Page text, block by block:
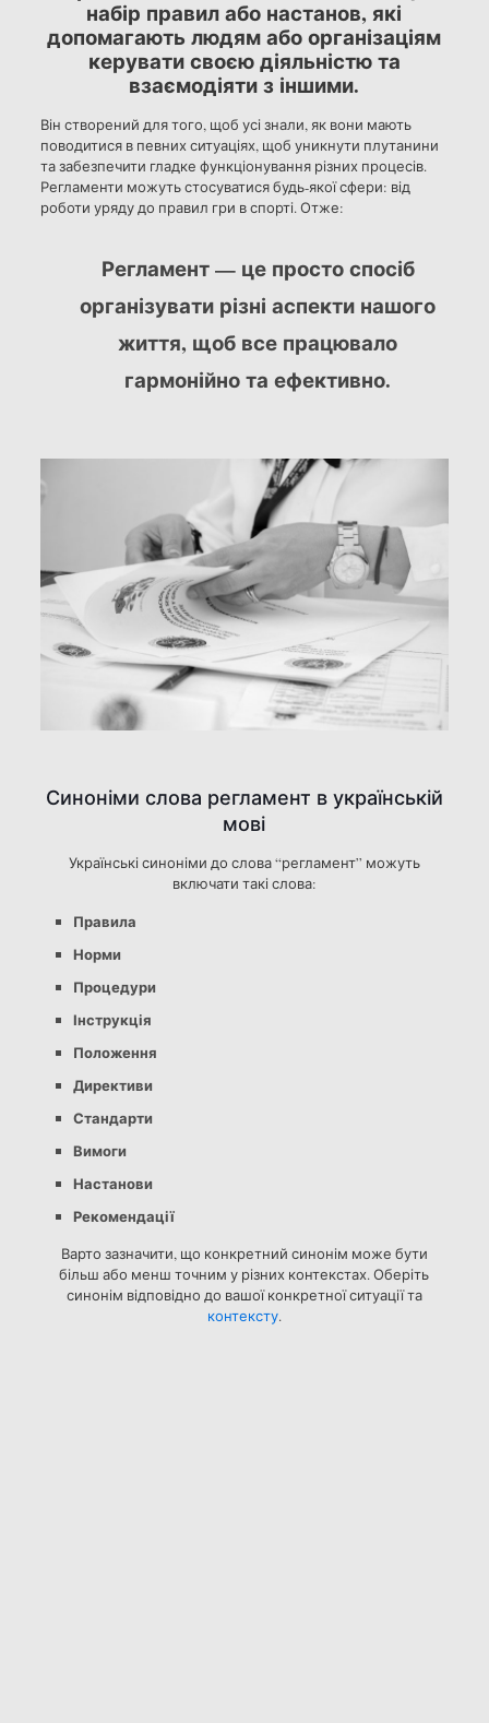
набір правил або настанов, які
допомагають людям або організаціям
керувати своєю діяльністю та
взаємодіяти з іншими.
Він створений для того, щоб усі знали, як вони мають
поводитися в певних ситуаціях, щоб уникнути плутанини
та забезпечити гладке функціонування різних процесів.
Регламенти можуть стосуватися будь-якої сфери: від
роботи уряду до правил гри в спорті. Отже:
Регламент — це просто спосіб
організувати різні аспекти нашого
життя, щоб все працювало
гармонійно та ефективно.
Синоніми слова регламент в українській
мові
Українські синоніми до слова “регламент” можуть
включати такі слова:
Правила
Норми
Процедури
Інструкція
Положення
Директиви
Стандарти
Вимоги
Настанови
Рекомендації
Варто зазначити, що конкретний синонім може бути
більш або менш точним у різних контекстах. Оберіть
синонім відповідно до вашої конкретної ситуації та
контексту.